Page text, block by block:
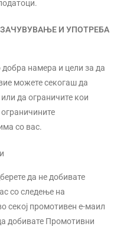
И УПОТРЕБА
намера и цели за да
можете секогаш да
да ограничите кои
со вас.
да не добивате
со следење на
секој промотивен е-маил
добивате Промотивни